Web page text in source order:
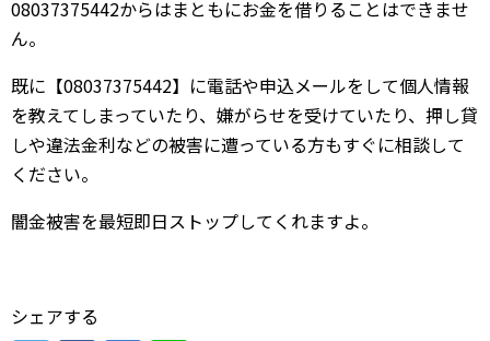
08037375442からはまともにお金を借りることはできませ
ん。
既に【08037375442】に電話や申込メールをして個人情報
を教えてしまっていたり、嫌がらせを受けていたり、押し貸
しや違法金利などの被害に遭っている方もすぐに相談して
ください。
闇金被害を最短即日ストップしてくれますよ。
シェアする